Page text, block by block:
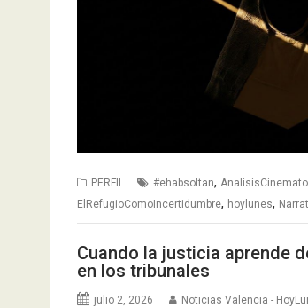
PERFIL #ehabsoltan,
ElRefugioComoIncertidumbre, hoylunes,
Cuando la justicia aprende
en los tribunales
julio 2, 2026 Noticias Valencia -